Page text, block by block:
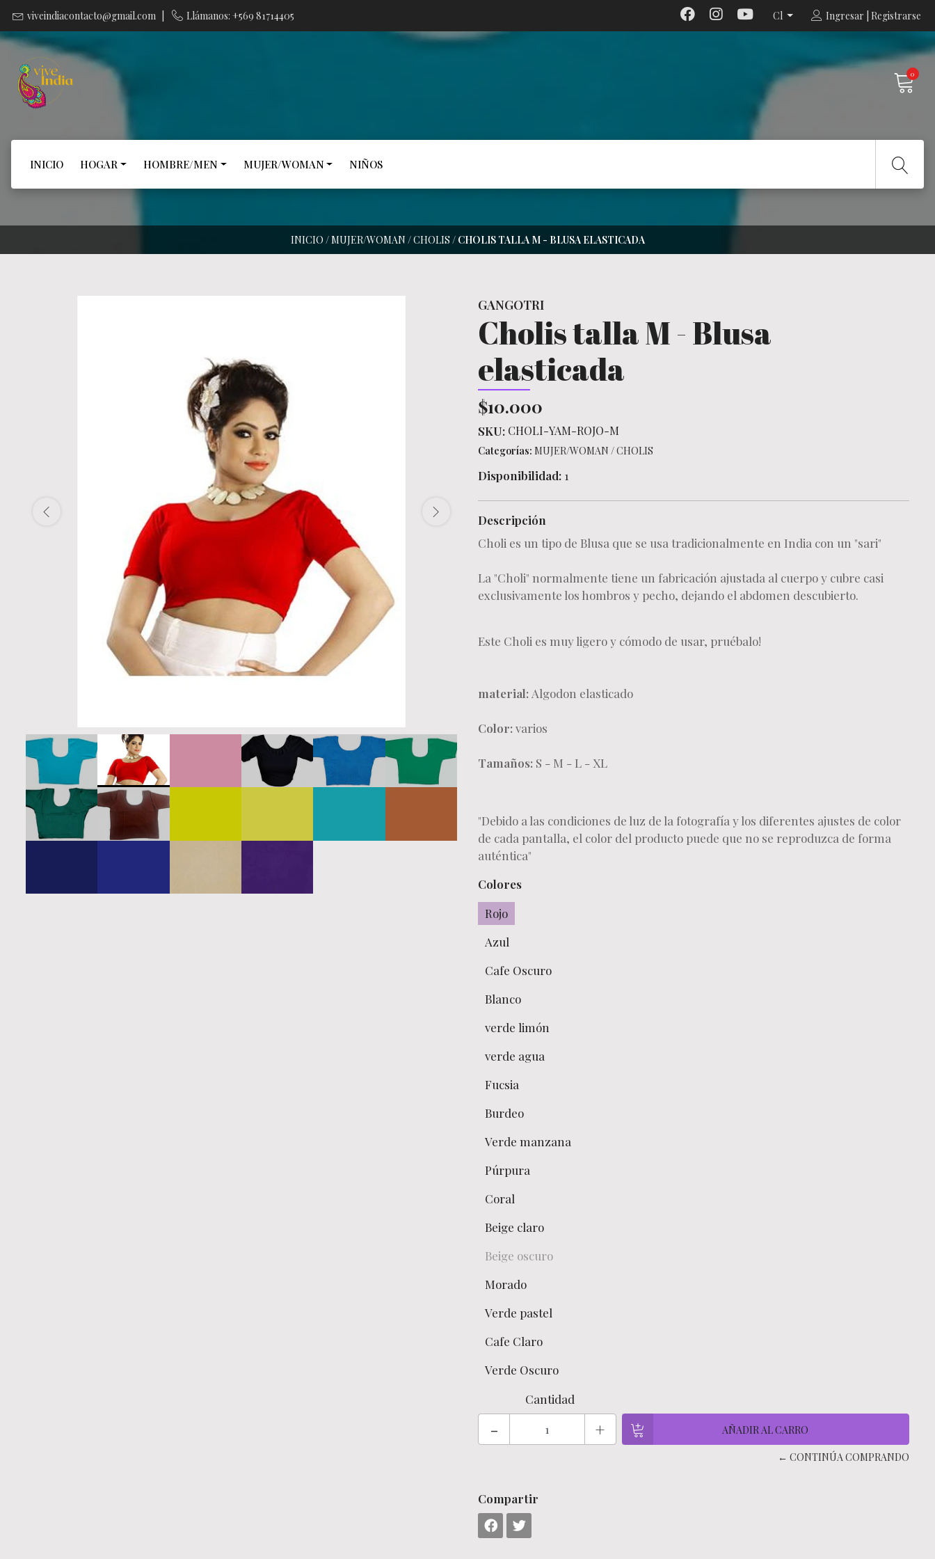
viveindiacontacto@gmail.com Llámanos: +569 81714405 Cl Ingresar | Registrarse
0
INICIO HOGAR HOMBRE/MEN MUJER/WOMAN NIÑOS
INICIO /MUJER/WOMAN /CHOLIS / CHOLIS TALLA M - BLUSA ELASTICADA
GANGOTRI
Cholis talla M - Blusa
elasticada
$10.000
SKU: CHOLI-YAM-ROJO-M
Categorías: MUJER/WOMAN /CHOLIS
Disponibilidad: 1
Descripción
Choli es un tipo de Blusa que se usa tradicionalmente en India con un "sari"
La "Choli" normalmente tiene un fabricación ajustada al cuerpo y cubre casi
exclusivamente los hombros y pecho, dejando el abdomen descubierto.
Este Choli es muy ligero y cómodo de usar, pruébalo!
material: Algodon elasticado
Color:varios
Tamaños: S - M - L - XL
"Debido a las condiciones de luz de la fotografía y los diferentes ajustes de color
de cada pantalla, el color del producto puede que no se reproduzca de forma
auténtica"
Colores
Rojo
Azul
Cafe Oscuro
Blanco
verde limón
verde agua
Fucsia
Burdeo
Verde manzana
Púrpura
Coral
Beige claro
Beige oscuro
Morado
Verde pastel
Cafe Claro
Verde Oscuro
Cantidad
- +
← CONTINÚA COMPRANDO
Compartir